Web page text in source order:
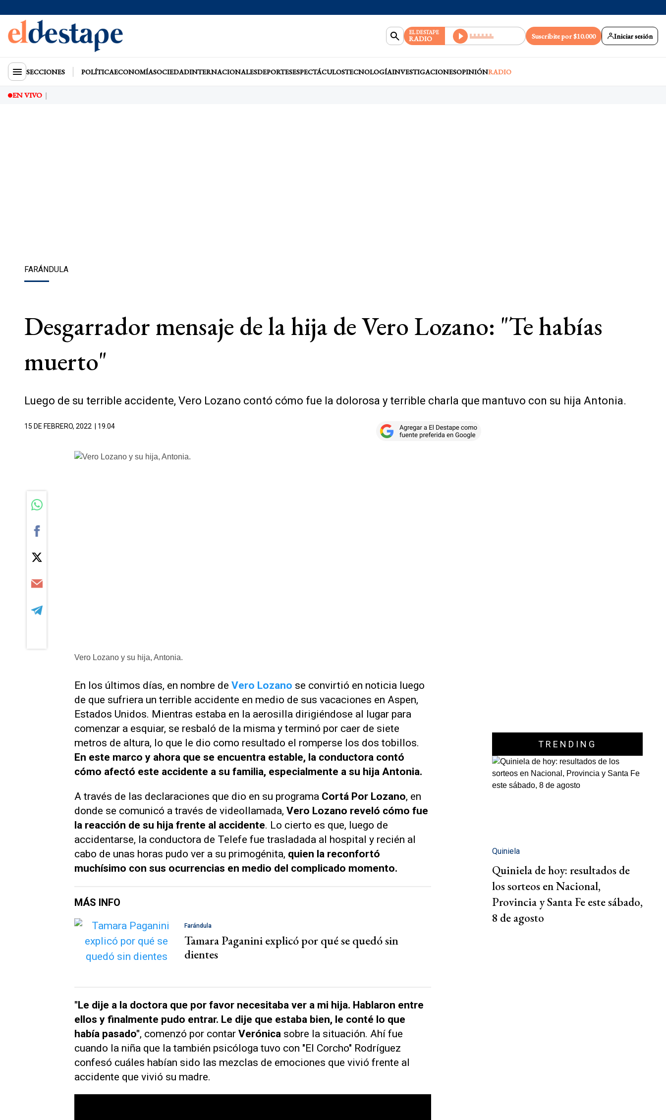
EL DESTAPE
RADIO Suscribite por $10.000 Iniciar sesión
SECCIONES POLÍTICAECONOMÍASOCIEDADINTERNACIONALESDEPORTESESPECTÁCULOSTECNOLOGÍAINVESTIGACIONESOPINIÓNRADIO
EN VIVO
FARÁNDULA
Desgarrador mensaje de la hija de Vero Lozano: "Te habías
muerto"
Luego de su terrible accidente, Vero Lozano contó cómo fue la dolorosa y terrible charla que mantuvo con su hija Antonia.
15 DE FEBRERO, 2022 | 19.04
Vero Lozano y su hija, Antonia.
En los últimos días, en nombre de Vero Lozano se convirtió en noticia luego
de que sufriera un terrible accidente en medio de sus vacaciones en Aspen,
Estados Unidos. Mientras estaba en la aerosilla dirigiéndose al lugar para
comenzar a esquiar, se resbaló de la misma y terminó por caer de siete
metros de altura, lo que le dio como resultado el romperse los dos tobillos.
En este marco y ahora que se encuentra estable, la conductora contó
cómo afectó este accidente a su familia, especialmente a su hija Antonia.
A través de las declaraciones que dio en su programa Cortá Por Lozano, en
donde se comunicó a través de videollamada, Vero Lozano reveló cómo fue
la reacción de su hija frente al accidente. Lo cierto es que, luego de
accidentarse, la conductora de Telefe fue trasladada al hospital y recién al
cabo de unas horas pudo ver a su primogénita, quien la reconfortó
muchísimo con sus ocurrencias en medio del complicado momento.
MÁS INFO
Farándula
Tamara Paganini explicó por qué se quedó sin
dientes
"Le dije a la doctora que por favor necesitaba ver a mi hija. Hablaron entre
ellos y finalmente pudo entrar. Le dije que estaba bien, le conté lo que
había pasado", comenzó por contar Verónica sobre la situación. Ahí fue
cuando la niña que la también psicóloga tuvo con "El Corcho" Rodríguez
confesó cuáles habían sido las mezclas de emociones que vivió frente al
accidente que vivió su madre.
TRENDING
Quiniela
Quiniela de hoy: resultados de
los sorteos en Nacional,
Provincia y Santa Fe este sábado,
8 de agosto